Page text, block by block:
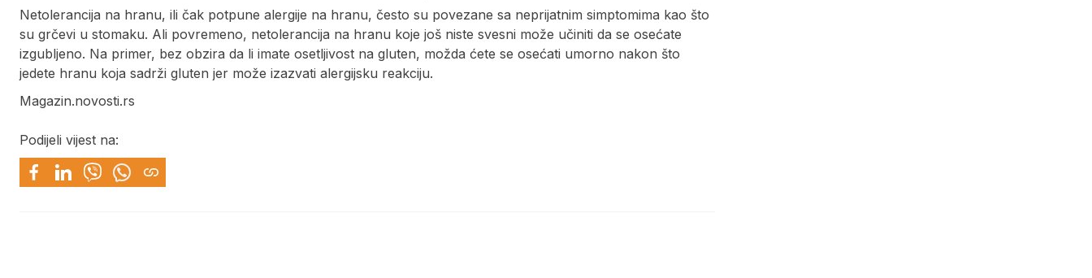
Netolerancija na hranu, ili čak potpune alergije na hranu, često su povezane sa neprijatnim simptomima kao što
su grčevi u stomaku. Ali povremeno, netolerancija na hranu koje još niste svesni može učiniti da se osećate
izgubljeno. Na primer, bez obzira da li imate osetljivost na gluten, možda ćete se osećati umorno nakon što
jedete hranu koja sadrži gluten jer može izazvati alergijsku reakciju.
Magazin.novosti.rs
Podijeli vijest na: